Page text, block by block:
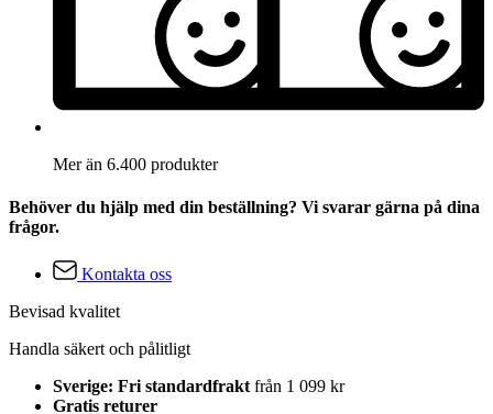
Mer än 6.400 produkter
Behöver du hjälp med din beställning? Vi svarar gärna på dina
frågor.
Kontakta oss
Bevisad kvalitet
Handla säkert och pålitligt
Sverige: Fri standardfraktfrån 1 099 kr
Gratis returer